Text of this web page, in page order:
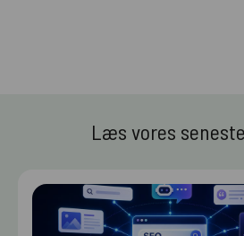
Læs vores